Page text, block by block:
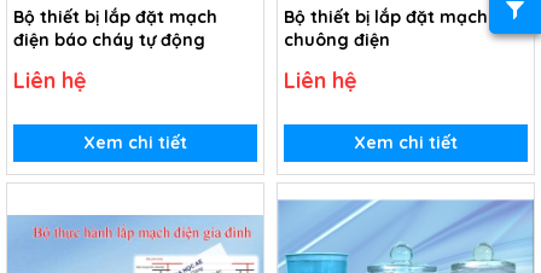
Bộ thiết bị lắp đặt mạch
điện báo cháy tự động
Liên hệ
Xem chi tiết
Bộ thiết bị lắp đặt mạch
chuông điện
Liên hệ
Xem chi tiết